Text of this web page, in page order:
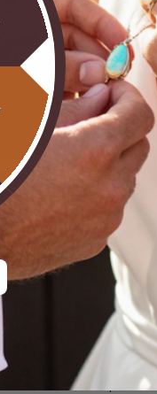
pourquoi 95
du Crétacé, lorsque